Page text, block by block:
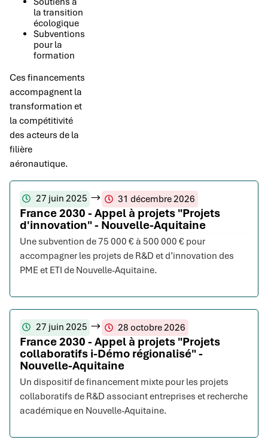
la transition
écologique
Subventions
pour la
formation
Ces financements
accompagnent la
transformation et
la compétitivité
des acteurs de la
filière
aéronautique.
27 juin 2025 31 décembre 2026
France 2030 - Appel à projets "Projets
d'innovation" - Nouvelle-Aquitaine
Une subvention de 75 000 € à 500 000 € pour
accompagner les projets de R&D et d’innovation des
PME et ETI de Nouvelle-Aquitaine.
27 juin 2025 28 octobre 2026
France 2030 - Appel à projets "Projets
collaboratifs i-Démo régionalisé" -
Nouvelle-Aquitaine
Un dispositif de financement mixte pour les projets
collaboratifs de R&D associant entreprises et recherche
académique en Nouvelle-Aquitaine.